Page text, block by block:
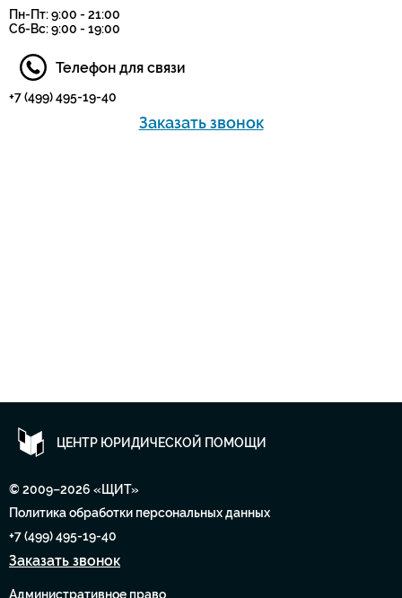
Пн-Пт: 9:00 - 21:00
Сб-Вс: 9:00 - 19:00
Телефон для связи
+7 (499) 495-19-40
Заказать звонок
ЦЕНТР ЮРИДИЧЕСКОЙ ПОМОЩИ
© 2009–2026 «ЩИТ»
Политика обработки персональных данных
+7 (499) 495-19-40
Заказать звонок
Административное право